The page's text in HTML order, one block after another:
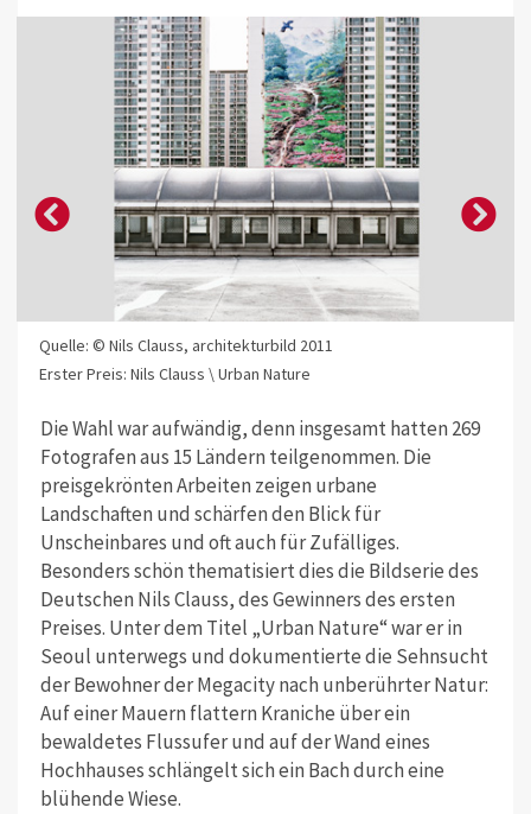
Quelle: © Nils Clauss, architekturbild 2011
Erster Preis: Nils Clauss \ Urban Nature
Die Wahl war aufwändig, denn insgesamt hatten 269
Fotografen aus 15 Ländern teilgenommen. Die
preisgekrönten Arbeiten zeigen urbane
Landschaften und schärfen den Blick für
Unscheinbares und oft auch für Zufälliges.
Besonders schön thematisiert dies die Bildserie des
Deutschen Nils Clauss, des Gewinners des ersten
Preises. Unter dem Titel „Urban Nature“ war er in
Seoul unterwegs und dokumentierte die Sehnsucht
der Bewohner der Megacity nach unberührter Natur:
Auf einer Mauern flattern Kraniche über ein
bewaldetes Flussufer und auf der Wand eines
Hochhauses schlängelt sich ein Bach durch eine
blühende Wiese.